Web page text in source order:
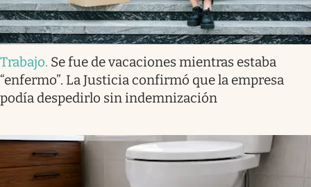
Trabajo. Se fue de vacaciones mientras estaba
“enfermo”. La Justicia confirmó que la empresa
podía despedirlo sin indemnización